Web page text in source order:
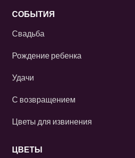
СОБЫТИЯ
Свадьба
Рождение ребенка
Удачи
С возвращением
Цветы для извинения
ЦВЕТЫ